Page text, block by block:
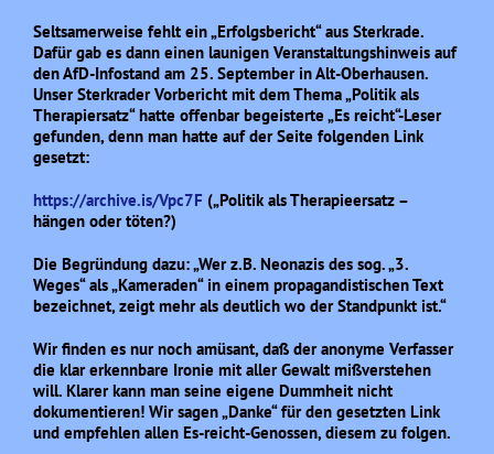
Seltsamerweise fehlt ein „Erfolgsbericht“ aus Sterkrade.
Dafür gab es dann einen launigen Veranstaltungshinweis auf
den AfD-Infostand am 25. September in Alt-Oberhausen.
Unser Sterkrader Vorbericht mit dem Thema „Politik als
Therapiersatz“ hatte offenbar begeisterte „Es reicht“-Leser
gefunden, denn man hatte auf der Seite folgenden Link
gesetzt:
https://archive.is/Vpc7F („Politik als Therapieersatz –
hängen oder töten?)
Die Begründung dazu: „Wer z.B. Neonazis des sog. „3.
Weges“ als „Kameraden“ in einem propagandistischen Text
bezeichnet, zeigt mehr als deutlich wo der Standpunkt ist.“
Wir finden es nur noch amüsant, daß der anonyme Verfasser
die klar erkennbare Ironie mit aller Gewalt mißverstehen
will. Klarer kann man seine eigene Dummheit nicht
dokumentieren! Wir sagen „Danke“ für den gesetzten Link
und empfehlen allen Es-reicht-Genossen, diesem zu folgen.